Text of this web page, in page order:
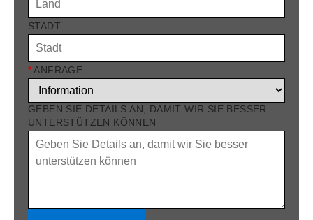
STADT
* ANFRAGE
GEBEN SIE DETAILS AN, DAMIT WIR SIE BESSER
UNTERSTÜTZEN KÖNNEN